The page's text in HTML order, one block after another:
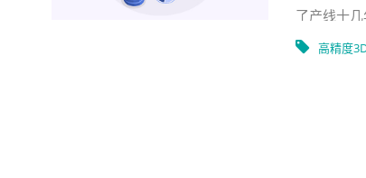
了产线十
2D相机只
高精度